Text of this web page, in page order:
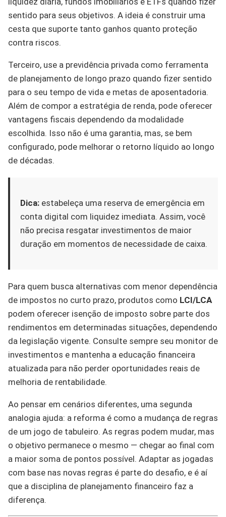
sentido para seus objetivos. A ideia é construir uma
cesta que suporte tanto ganhos quanto proteção
contra riscos.
Terceiro, use a previdência privada como ferramenta
de planejamento de longo prazo quando fizer sentido
para o seu tempo de vida e metas de aposentadoria.
Além de compor a estratégia de renda, pode oferecer
vantagens fiscais dependendo da modalidade
escolhida. Isso não é uma garantia, mas, se bem
configurado, pode melhorar o retorno líquido ao longo
de décadas.
Dica: estabeleça uma reserva de emergência em
conta digital com liquidez imediata. Assim, você
não precisa resgatar investimentos de maior
duração em momentos de necessidade de caixa.
Para quem busca alternativas com menor dependência
de impostos no curto prazo, produtos como LCI/LCA
podem oferecer isenção de imposto sobre parte dos
rendimentos em determinadas situações, dependendo
da legislação vigente. Consulte sempre seu monitor de
investimentos e mantenha a educação financeira
atualizada para não perder oportunidades reais de
melhoria de rentabilidade.
Ao pensar em cenários diferentes, uma segunda
analogia ajuda: a reforma é como a mudança de regras
de um jogo de tabuleiro. As regras podem mudar, mas
o objetivo permanece o mesmo — chegar ao final com
a maior soma de pontos possível. Adaptar as jogadas
com base nas novas regras é parte do desafio, e é aí
que a disciplina de planejamento financeiro faz a
diferença.